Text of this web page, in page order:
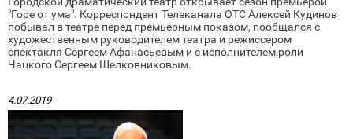
"Горе от ума". Корреспондент Телеканала ОТС Алексей Кудинов
побывал в театре перед премьерным показом, пообщался с
художественным руководителем театра и режиссером
спектакля Сергеем Афанасьевым и с исполнителем роли
Чацкого Сергеем Шелковниковым.
4.07.2019